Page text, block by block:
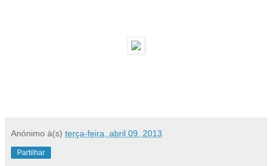
Anónimo à(s) terça-feira, abril 09, 2013
Partilhar